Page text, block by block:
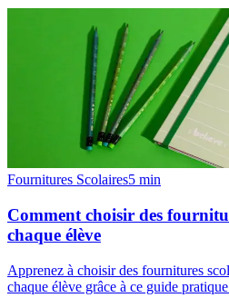
Fournitures Scolaires5 min
Comment choisir des
chaque élève
Apprenez à choisir des fournitures
chaque élève grâce à ce guide